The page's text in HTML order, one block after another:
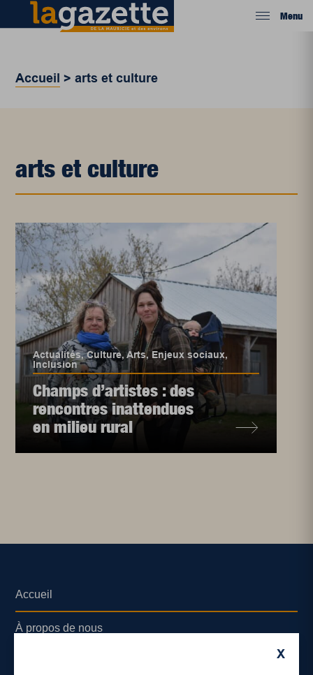
Menu
Accueil >arts et culture
arts et culture
Actualités,Culture,Arts, Enjeux sociaux,
Inclusion
Champs d’artistes : des
rencontres inattendues
en milieu rural
X
Accueil
À propos de nous